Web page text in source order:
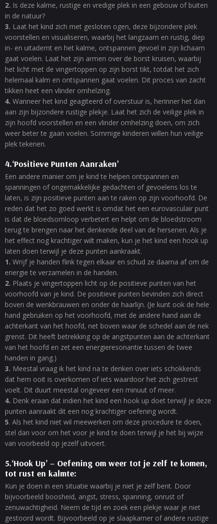
2. Is deze kalme, rustige en vredige plek in een gebouw of buiten
in de natuur?
3. Laat het kind zich met gesloten ogen, deze bijzondere plek
voorstellen en visualiseren, waarbij het langzaam en rustig, diep
in- en uitademt en het kalme, ontspannen gevoel in zijn lichaam
gaat voelen. Laat het zijn armen over de borst kruisen, waarbij
het licht met de vingertoppen op zijn borst tikt, totdat het zich
helemaal kalm en ontspannen gaat voelen. Dit proces van zacht
tikken heet een vlinder omhelzing.
4. Wanneer het kind geagiteerd of overstuur is, herinner het dan
aan zijn bijzondere rustige plekje. Laat het zich de veilige plek in
zijn hoofd voorstellen en een vlinder omhelzing doen, om zich
weer beter te gaan voelen. Sommige kinderen willen hun veilige
plek tekenen.
4.‘Positieve Punten Aanraken’
Een andere manier om je kind te helpen ontspannen en
spanningen of ongemakkelijke gedachten of gevoelens los te
laten, is zijn positieve punten aan te raken op zijn voorhoofd. De
reden dat het zo goed werkt is omdat het een eurovasculair punt
is dat de bloedsomloop verbetert en helpt om de bloedstroom
terug te brengen naar het denkende deel van de hersenen. Als je
het effect nog krachtiger wilt maken, kun je het kind een hook up
laten doen terwijl je deze punten aankraakt.
1. Wrijf je handen flink tegen elkaar en schud ze daarna af om de
energie te verzamelen in de handen.
2. Plaats je vingertoppen licht op de positieve punten van het
voorhoofd van je kind. De positieve punten bevinden zich direct
boven de wenkbrauwen en onder de haarlijn. (Je kunt ook de hele
hand gebruiken op het voorhoofd, met de andere hand aan de
achterkant van het hoofd, net boven waar de schedel aan de nek
grenst. Dit heeft betrekking op de angstpunten aan de achterkant
van het hoofd en zet een energieresonantie tussen de twee
handen in gang.)
3. Meestal vraag ik het kind na te denken over iets schokkends
dat hem ooit is overkomen of iets waardoor het zich gestrest
voelt. Dit duurt meestal ongeveer een minuut of meer.
4. Denk eraan dat indien het kind een hook up doet terwijl je deze
punten aanraakt dit een nog krachtiger oefening wordt.
5. Als het kind niet wil meewerken om deze procedure te doen,
stel dan voor om het voor je kind te doen terwijl je het bij wijze
van voorbeeld op jezelf uitvoert.
5.‘Hook Up’ – Oefening om weer tot je zelf te komen,
tot rust en kalmte:
Kun je doen in een situatie waarbij je niet je zelf bent. Door
bijvoorbeeld boosheid, angst, stress, spanning, onrust of
zenuwachtigheid. Neem de tijd en zoek een plekje waar je niet
gestoord wordt. Bijvoorbeeld op je slaapkamer of andere rustige